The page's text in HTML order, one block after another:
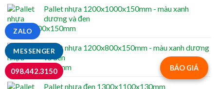
Pallet nhựa 1200x1000x150mm - màu xanh
dương và đen
Pallet nhựa 1200x800x150mm - màu xanh dương
và đen
Pallet nhựa đen 1300x1100x130mm
BÁO GIÁ
MESSENGER
ZALO
098.442.3150